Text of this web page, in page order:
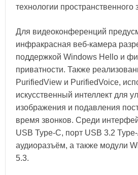
технологии пространственного
Для видеоконференций
инфракрасная веб-камера
поддержкой Windows Hello и
приватности. Также
PurifiedView и PurifiedVoice,
искусственный интеллект для
изображения и подавления
время звонков. Среди
USB Type‑C, порт USB 3.2
аудиоразъём, а также модули
5.3.